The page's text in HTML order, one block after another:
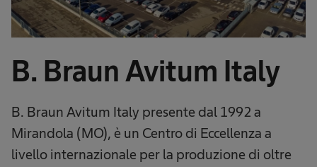
B. Braun Avitum Italy
​B. Braun Avitum Italy presente dal 1992 a
Mirandola (MO), è un Centro di Eccellenza a
livello internazionale per la produzione di oltre